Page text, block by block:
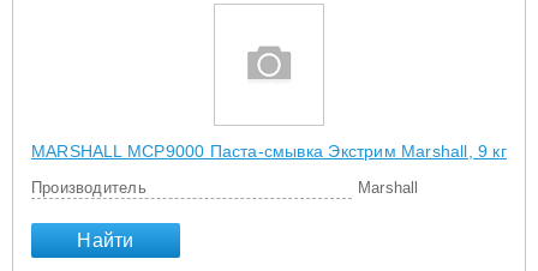
MARSHALL MCP9000 Паста-смывка Экстрим Marshall, 9 кг
Производитель Marshall
Найти